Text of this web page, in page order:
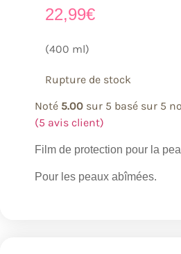
22,99€
(400 ml)
Rupture de stock
Noté 5.00 sur 5 basé sur 5
(5 avis client)
Film de protection pour la
Pour les peaux abîmées.